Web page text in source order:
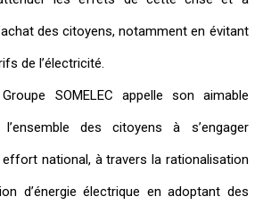
des citoyens, notamment en évitant
de l’électricité.
SOMELEC appelle son aimable
des citoyens à s’engager
national, à travers la rationalisation
d’énergie électrique en adoptant des